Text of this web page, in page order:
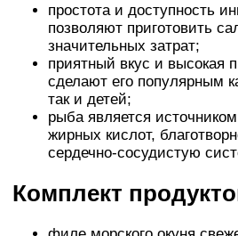
простота и доступность
позволяют приготовить
значительных затрат;
приятный вкус и высокая
сделают его популярным
так и детей;
рыба является
жирных кислот,
сердечно-сосудистую
Комплект